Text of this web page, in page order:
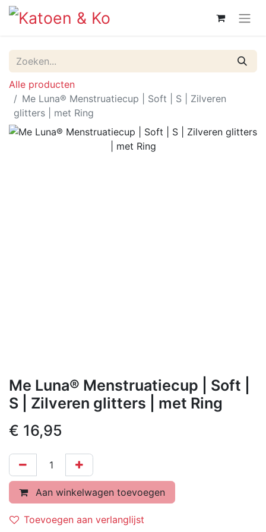
Alle producten
Me Luna® Menstruatiecup | Soft | S | Zilveren
glitters | met Ring
Me Luna® Menstruatiecup | Soft |
S | Zilveren glitters | met Ring
€ 16,95
Aan winkelwagen toevoegen
Toevoegen aan verlanglijst